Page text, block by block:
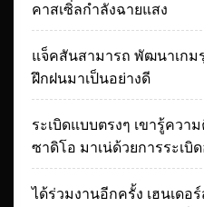
คาสเซิ่ลกำลังฉายแสง
แจ็คสันสามารถ พัฒนาเกม
ฝึกฝนมาเป็นอย่างดี
ระเบิดแบบตรงๆ เขารู้ควา
ซาดิโอ มาเน่ด้วยการระเบิ
ได้ร่วมงานอีกครั้ง เฮนเด